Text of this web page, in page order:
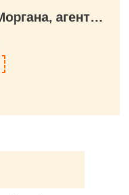
КОНТАКТЫ Фата-Моргана, агентство праздников